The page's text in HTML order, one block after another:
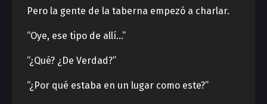
Pero la gente de la taberna empezó a charlar.
“Oye, ese tipo de allí…”
“¿Qué? ¿De Verdad?”
“¿Por qué estaba en un lugar como este?”